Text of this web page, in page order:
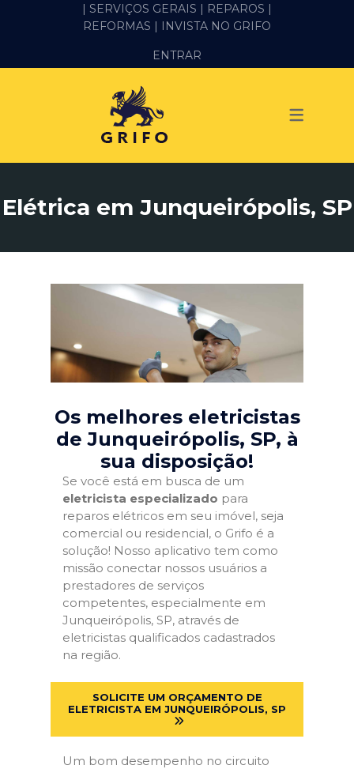
ALVENARIA E PEDREIRO
IMPERMEABILIZAÇÃO
REFORMA
| SERVIÇOS GERAIS | REPAROS |
REFORMAS | INVISTA NO GRIFO
ENTRAR
Elétrica em Junqueirópolis, SP
Os melhores eletricistas
de Junqueirópolis, SP, à
sua disposição!
Se você está em busca de um
eletricista especializado para
reparos elétricos em seu imóvel, seja
comercial ou residencial, o Grifo é a
solução! Nosso aplicativo tem como
missão conectar nossos usuários a
prestadores de serviços
competentes, especialmente em
Junqueirópolis, SP, através de
eletricistas qualificados cadastrados
na região.
SOLICITE UM ORÇAMENTO DE
ELETRICISTA EM JUNQUEIRÓPOLIS, SP
Um bom desempenho no circuito